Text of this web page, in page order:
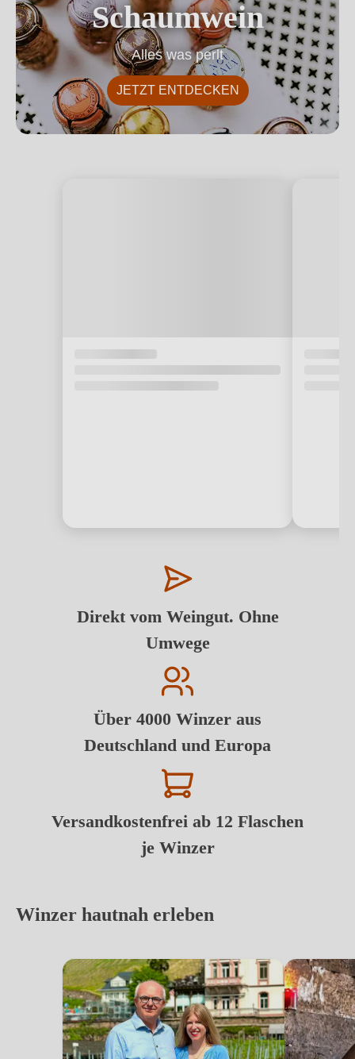
Schaumwein
Alles was perlt
JETZT ENTDECKEN
Direkt vom Weingut. Ohne
Umwege
Über 4000 Winzer aus
Deutschland und Europa
Versandkostenfrei ab 12 Flaschen
je Winzer
Winzer hautnah erleben
Carl Jung Christian